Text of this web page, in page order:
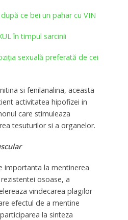
ce bei un pahar cu VIN
în timpul sarcinii
sexuală preferată de cei
si fenilanalina, aceasta
activitatea hipofizei in
care stimuleaza
tesuturilor si a organelor.
importanta la mentinerea
osoase, a
vindecarea plagilor
efectul de a mentine
la sinteza